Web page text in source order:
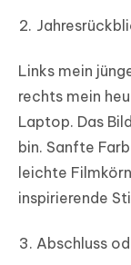
Links mein
rechts mein
Laptop. Das
bin. Sanfte
leichte
inspirierende
Abschluss